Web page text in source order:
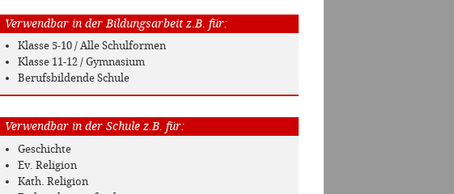
Verwendbar in der Bildungsarbeit z.B. für:
Klasse 5-10 / Alle Schulformen
Klasse 11-12 / Gymnasium
Berufsbildende Schule
Verwendbar in der Schule z.B. für:
Geschichte
Ev. Religion
Kath. Religion